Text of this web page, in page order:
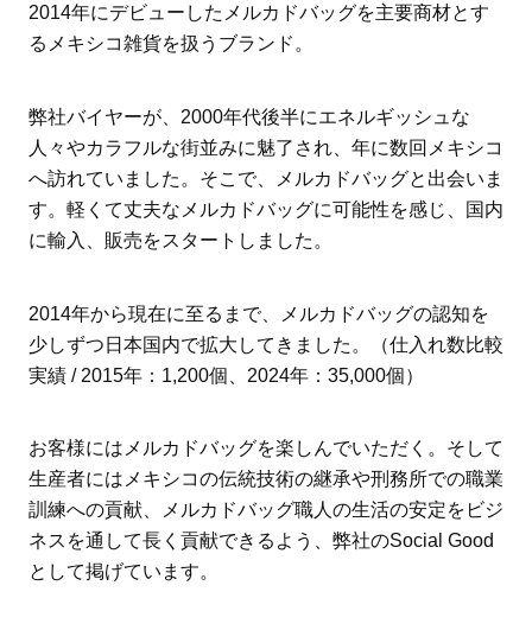
2014年にデビューしたメルカドバッグを主要商材とす
るメキシコ雑貨を扱うブランド。
弊社バイヤーが、2000年代後半にエネルギッシュな
人々やカラフルな街並みに魅了され、年に数回メキシコ
へ訪れていました。そこで、メルカドバッグと出会いま
す。軽くて丈夫なメルカドバッグに可能性を感じ、国内
に輸入、販売をスタートしました。
2014年から現在に至るまで、メルカドバッグの認知を
少しずつ日本国内で拡大してきました。（仕入れ数比較
実績 / 2015年：1,200個、2024年：35,000個）
お客様にはメルカドバッグを楽しんでいただく。そして
生産者にはメキシコの伝統技術の継承や刑務所での職業
訓練への貢献、メルカドバッグ職人の生活の安定をビジ
ネスを通して長く貢献できるよう、弊社のSocial Good
として掲げています。